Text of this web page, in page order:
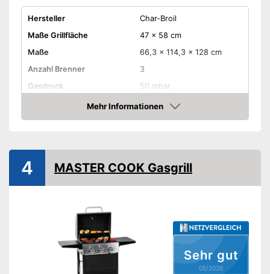
Hersteller
Char-Broil
Maße Grillfläche
47 x 58 cm
Maße
66,3 x 114,3 x 128 cm
Anzahl Brenner
3
Gasdruck
50 mbar
Temperaturanzeige
Mit Haube
Exakte Temperaturkontrolle
Mehr Informationen
Amazon
Sehr gut
05/2026
4 MASTER COOK Gasgrill